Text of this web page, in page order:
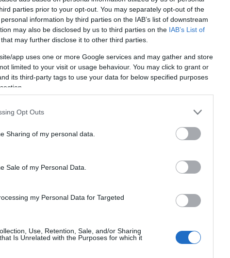
parties prior to your opt-out. You may separately opt-out of the
information by third parties on the IAB’s list of downstream
may also be disclosed by us to third parties on the IAB’s List of
that may further disclose it to other third parties.
app uses one or more Google services and may gather and store
limited to your visit or usage behaviour. You may click to grant or
its third-party tags to use your data for below specified purposes
Opt Outs
Sharing of my personal data.
Sale of my Personal Data.
my Personal Data for Targeted
Use, Retention, Sale, and/or Sharing
Is Unrelated with the Purposes for which it
KIRAKAT